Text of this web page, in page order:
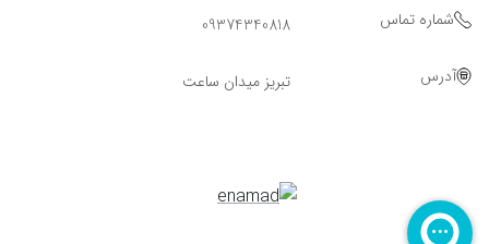
شماره تماس 09374340818
آدرس تبریز میدان ساعت